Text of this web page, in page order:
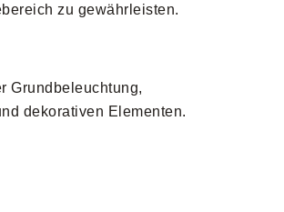
zu gewährleisten.
Grundbeleuchtung,
dekorativen Elementen.